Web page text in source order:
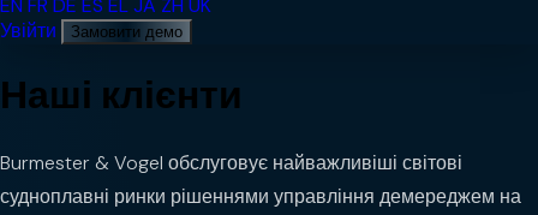
EN FR DE ES ELJA ZH UK
Увійти
Замовити демо
Наші клієнти
Burmester & Vogel обслуговує найважливіші світові
судноплавні ринки рішеннями управління демереджем на